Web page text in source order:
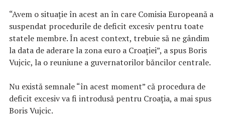
“Avem o situaţie în acest an în care Comisia Europeană a
suspendat procedurile de deficit excesiv pentru toate
statele membre. În acest context, trebuie să ne gândim
la data de aderare la zona euro a Croaţiei”, a spus Boris
Vujcic, la o reuniune a guvernatorilor băncilor centrale.
Nu există semnale “în acest moment” că procedura de
deficit excesiv va fi introdusă pentru Croaţia, a mai spus
Boris Vujcic.